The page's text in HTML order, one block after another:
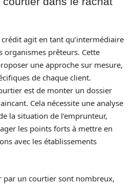
agit en tant qu’intermédiaire
organismes prêteurs. Cette
une approche sur mesure,
de chaque client.
est de monter un dossier
Cela nécessite une analyse
la situation de l’emprunteur,
les points forts à mettre en
avec les établissements
par un courtier sont nombreux,